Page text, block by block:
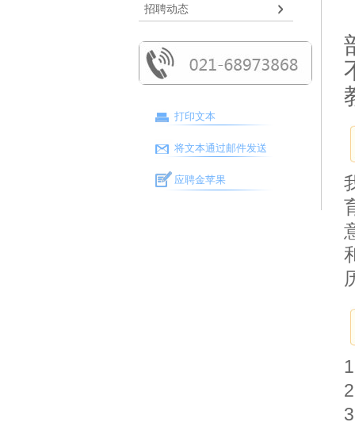
招聘动态
打印文本
将文本通过邮件发送
应聘金苹果